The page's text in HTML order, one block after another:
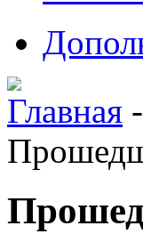
Главная -